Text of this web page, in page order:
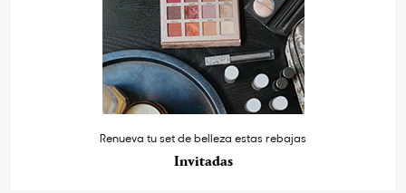
Renueva tu set de belleza estas rebajas
Invitadas